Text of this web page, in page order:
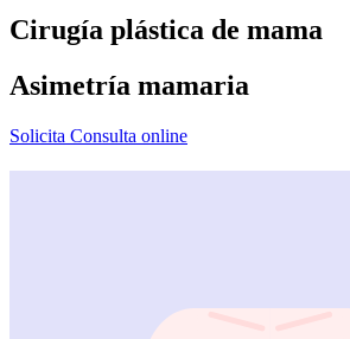
Cirugía plástica de mama
Asimetría mamaria
Solicita Consulta online